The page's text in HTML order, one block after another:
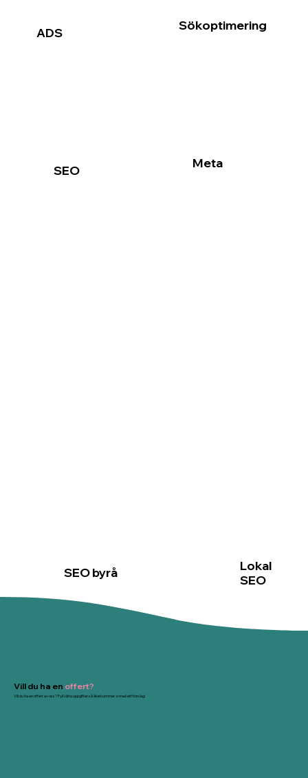
ADS
SEO
Sökoptimering
Meta
SEO byrå
Lokal
SEO
Vill du ha en offert?
Vill du ha en offert av oss? Fyll i dina uppgifter så återkommer vi med ett förslag!